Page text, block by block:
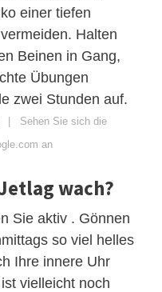
einer tiefen
Halten
Beinen in Gang,
Übungen
zwei Stunden auf.
| Sehen Sie sich die
an
wach?
Sie aktiv . Gönnen
so viel helles
Ihre innere Uhr
vielleicht noch